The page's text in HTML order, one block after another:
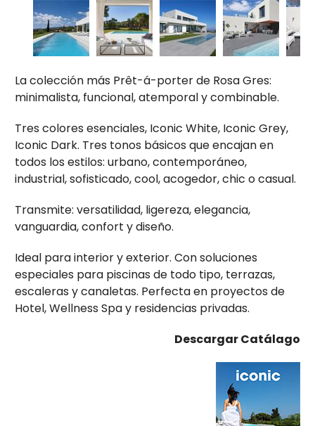
La colección más Prêt-á-porter de Rosa Gres:
minimalista, funcional, atemporal y combinable.
Tres colores esenciales, Iconic White, Iconic Grey,
Iconic Dark. Tres tonos básicos que encajan en
todos los estilos: urbano, contemporáneo,
industrial, sofisticado, cool, acogedor, chic o casual.
Transmite: versatilidad, ligereza, elegancia,
vanguardia, confort y diseño.
Ideal para interior y exterior. Con soluciones
especiales para piscinas de todo tipo, terrazas,
escaleras y canaletas. Perfecta en proyectos de
Hotel, Wellness Spa y residencias privadas.
Descargar Catálago